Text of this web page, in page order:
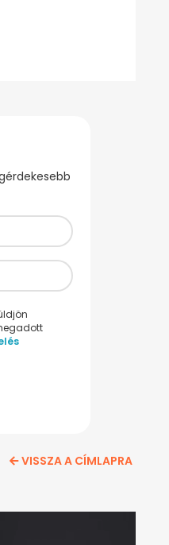
VISSZA A CÍMLAPRA